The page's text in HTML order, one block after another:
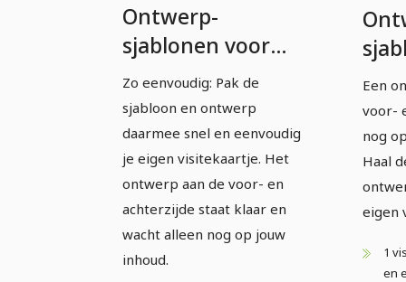
Ontwerp-
sjablonen voor
visitekaartjes -
Versie 19
Zo eenvoudig: Pak de
sjabloon en ontwerp
daarmee snel en eenvoudig
je eigen visitekaartje. Het
ontwerp aan de voor- en
achterzijde staat klaar en
wacht alleen nog op jouw
inhoud.
Een
voor-
nog
Haal
eigen
1
en